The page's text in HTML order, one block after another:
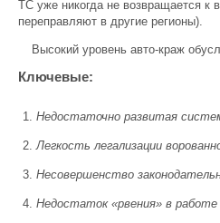
ТС уже никогда не возвращается к
переправляют в другие регионы).
Высокий уровень авто-краж
Ключевые:
Недостаточно развитая
Легкость легализации
Несовершенство
Недостаток «рвения» в работе